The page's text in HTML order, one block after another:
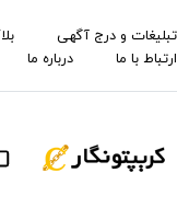
تبلیغات و درج آگهی
ارتباط با ما
درباره ما